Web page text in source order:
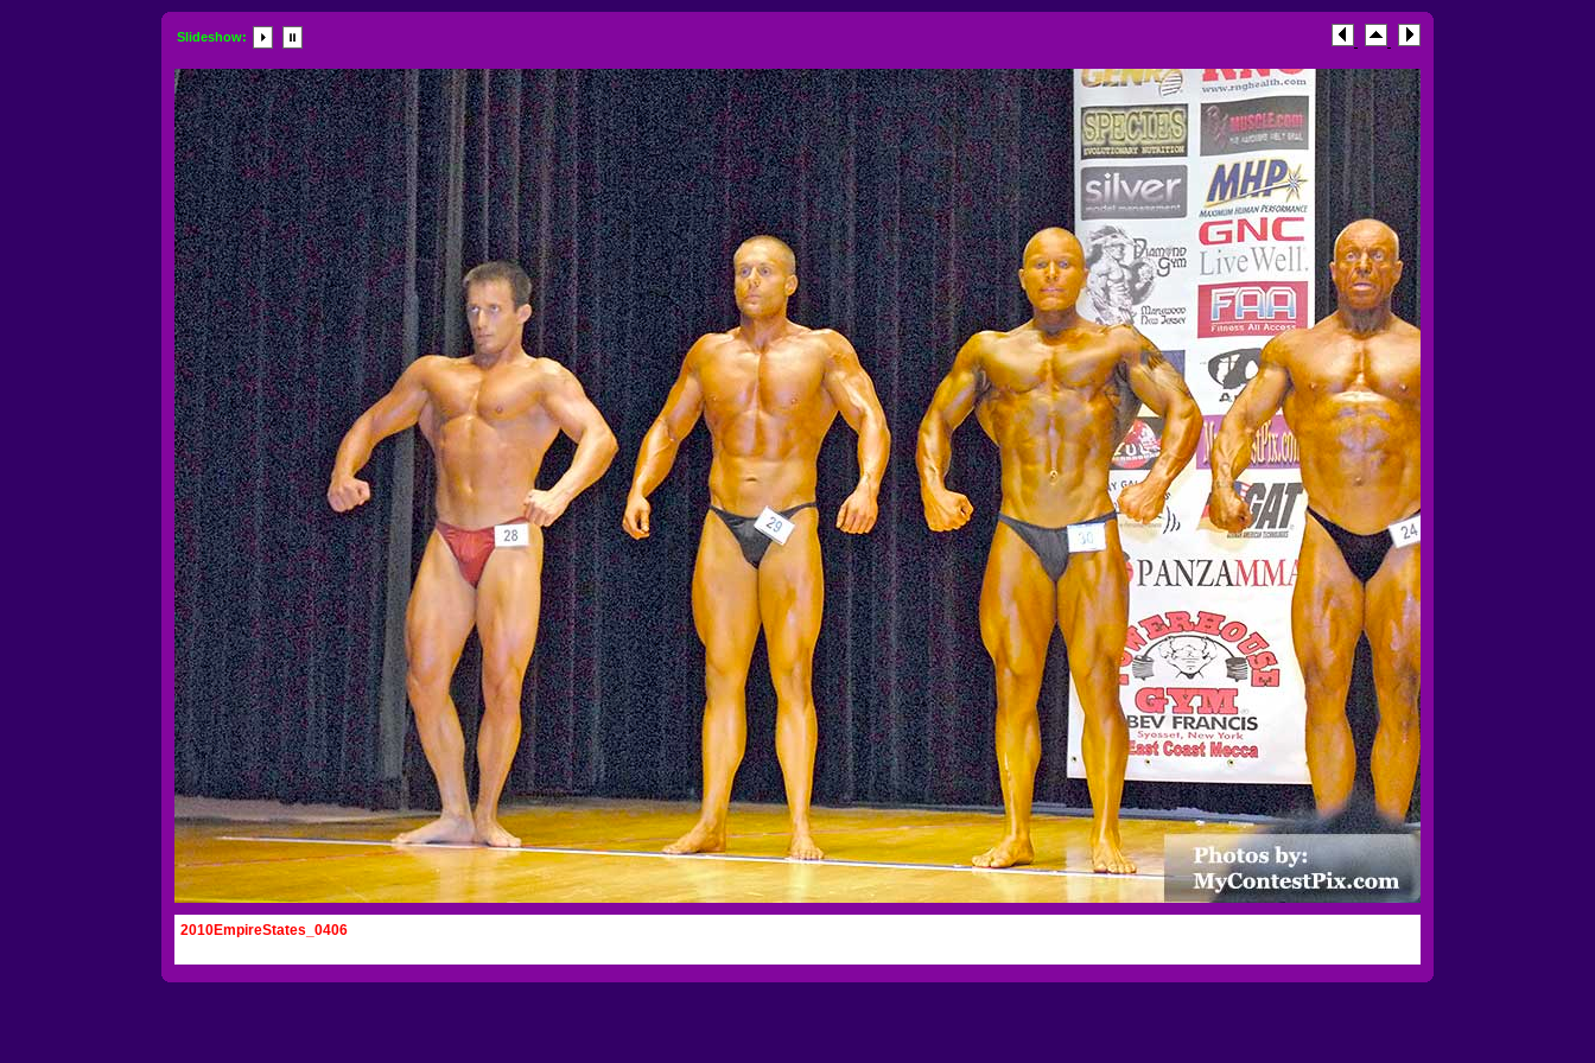
Slideshow:
2010EmpireStates_0406